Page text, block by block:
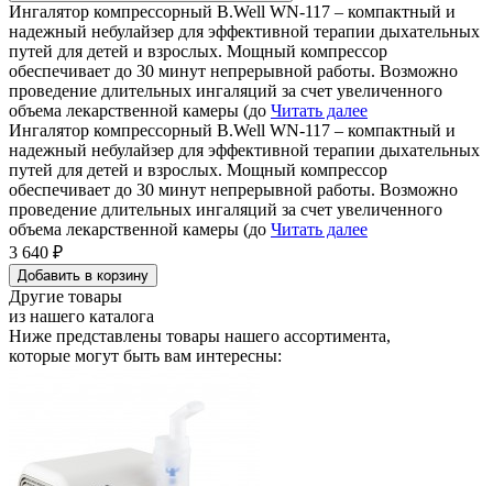
Ингалятор компрессорный B.Well WN-117 – компактный и
надежный небулайзер для эффективной терапии дыхательных
путей для детей и взрослых. Мощный компрессор
обеспечивает до 30 минут непрерывной работы. Возможно
проведение длительных ингаляций за счет увеличенного
объема лекарственной камеры (до Читать далее
Ингалятор компрессорный B.Well WN-117 – компактный и
надежный небулайзер для эффективной терапии дыхательных
путей для детей и взрослых. Мощный компрессор
обеспечивает до 30 минут непрерывной работы. Возможно
проведение длительных ингаляций за счет увеличенного
объема лекарственной камеры (до Читать далее
3 640 ₽
Добавить в корзину
Другие товары
из нашего каталога
Ниже представлены товары нашего ассортимента,
которые могут быть вам интересны: